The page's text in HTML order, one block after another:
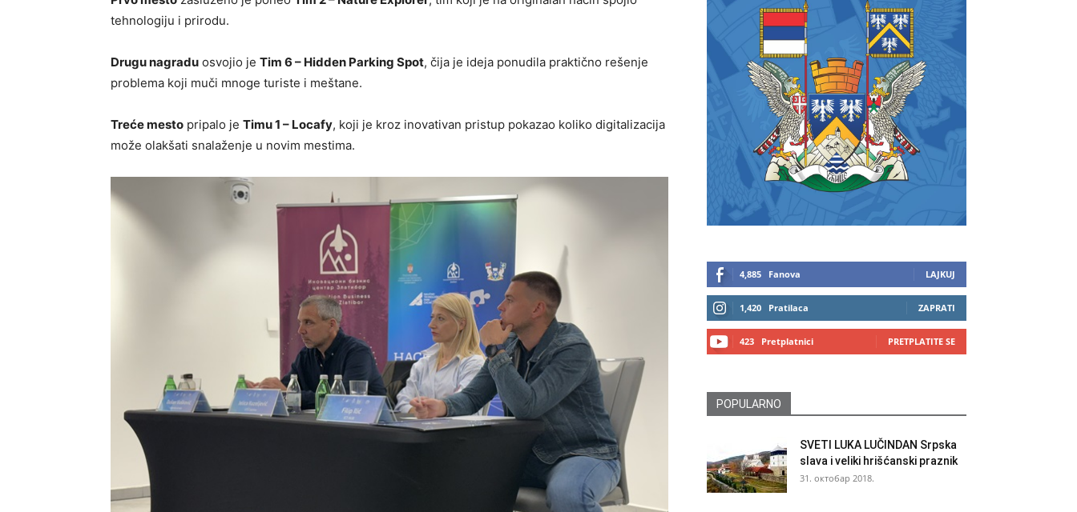
tehnologiju i prirodu.
Drugu nagradu osvojio je Tim 6 – Hidden Parking Spot, čija je ideja ponudila praktično rešenje
problema koji muči mnoge turiste i meštane.
Treće mesto pripalo je Timu 1 – Locafy, koji je kroz inovativan pristup pokazao koliko digitalizacija
može olakšati snalaženje u novim mestima.
4,885 Fanova LAJKUJ
1,420 Pratilaca ZAPRATI
423 Pretplatnici PRETPLATITE SE
POPULARNO
SVETI LUKA LUČINDAN Srpska
slava i veliki hrišćanski praznik
31. октобар 2018.